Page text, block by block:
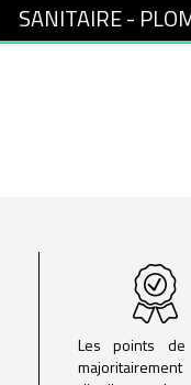
SANITAIRE -
Les points de